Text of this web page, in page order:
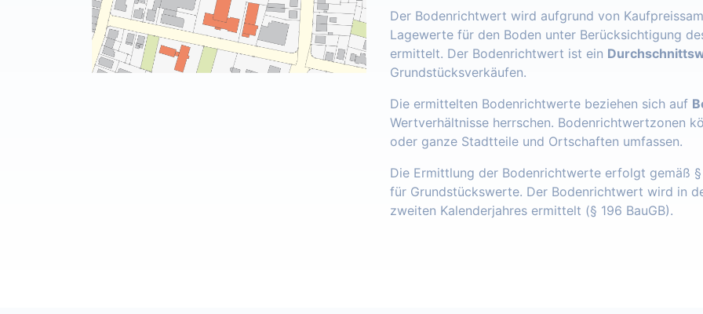
Der Bodenrichtwert wird aufgrund von
Lagewerte für den Boden unter Berücksichtigung
ermittelt. Der Bodenrichtwert ist ein
Grundstücksverkäufen.
Die ermittelten Bodenrichtwerte beziehen sich auf
Wertverhältnisse herrschen. Bodenrichtwertzonen
oder ganze Stadtteile und Ortschaften umfassen.
Die Ermittlung der Bodenrichtwerte erfolgt gemäß
für Grundstückswerte. Der Bodenrichtwert wird in
zweiten Kalenderjahres ermittelt (§ 196 BauGB).